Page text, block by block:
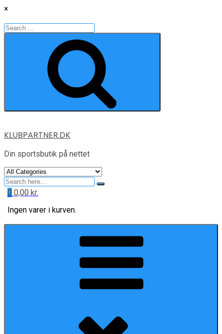
×
Search
for:
Skip
content
KLUBPARTNER.DK
Din sportsbutik på nettet
Search
for
0 0,00 kr.
Ingen varer i kurven.